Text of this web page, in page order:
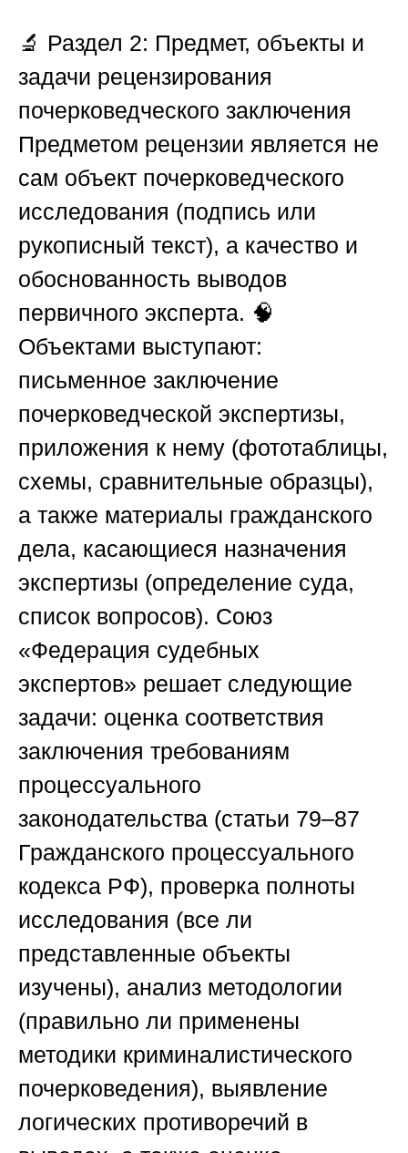
🔬 Раздел 2: Предмет, объекты и
задачи рецензирования
почерковедческого заключения
Предметом рецензии является не
сам объект почерковедческого
исследования (подпись или
рукописный текст), а качество и
обоснованность выводов
первичного эксперта. 🧠
Объектами выступают:
письменное заключение
почерковедческой экспертизы,
приложения к нему (фототаблицы,
схемы, сравнительные образцы),
а также материалы гражданского
дела, касающиеся назначения
экспертизы (определение суда,
список вопросов). Союз
«Федерация судебных
экспертов» решает следующие
задачи: оценка соответствия
заключения требованиям
процессуального
законодательства (статьи 79–87
Гражданского процессуального
кодекса РФ), проверка полноты
исследования (все ли
представленные объекты
изучены), анализ методологии
(правильно ли применены
методики криминалистического
почерковедения), выявление
логических противоречий в